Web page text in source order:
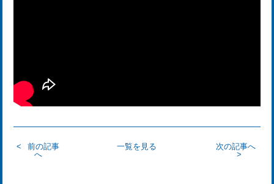
前の記事
へ
一覧を見る 次の記事へ